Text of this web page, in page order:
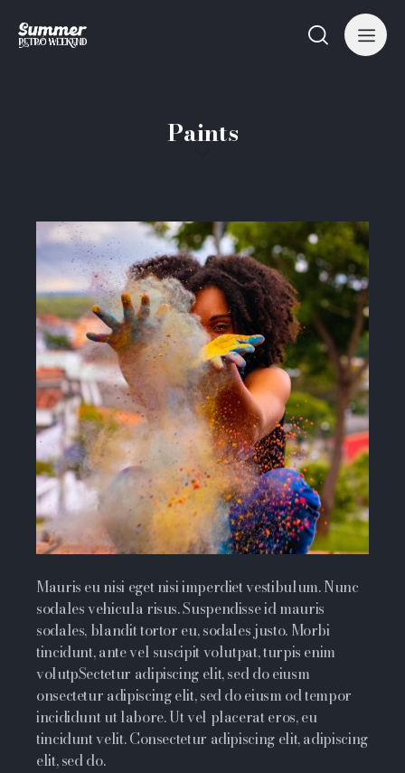
Paints
Mauris eu nisi eget nisi imperdiet vestibulum. Nunc
sodales vehicula risus. Suspendisse id mauris
sodales, blandit tortor eu, sodales justo. Morbi
tincidunt, ante vel suscipit volutpat, turpis enim
volutpSectetur adipiscing elit, sed do eiusm
onsectetur adipiscing elit, sed do eiusm od tempor
incididunt ut labore. Ut vel placerat eros, eu
tincidunt velit. Consectetur adipiscing elit, adipiscing
elit, sed do.